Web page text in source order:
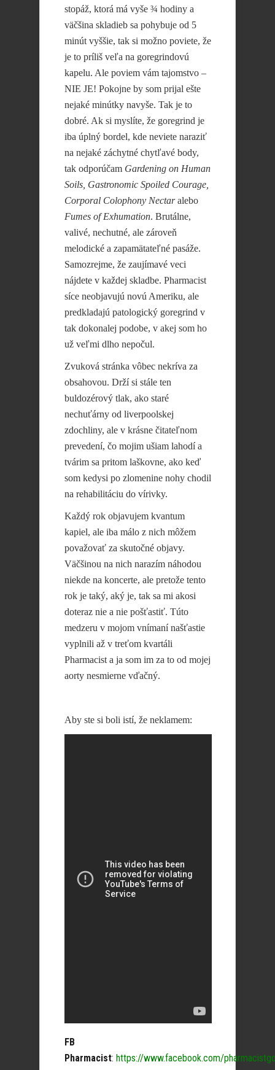
stopáž, ktorá má vyše ¾ hodiny a
väčšina skladieb sa pohybuje od 5
minút vyššie, tak si možno poviete, že
je to príliš veľa na goregrindovú
kapelu. Ale poviem vám tajomstvo –
NIE JE! Pokojne by som prijal ešte
nejaké minútky navyše. Tak je to
dobré. Ak si myslíte, že goregrind je
iba úplný bordel, kde neviete naraziť
na nejaké záchytné chytľavé body,
tak odporúčam Gardening on Human
Soils, Gastronomic Spoiled Courage,
Corporal Colophony Nectaralebo
Fumes of Exhumation. Brutálne,
valivé, nechutné, ale zároveň
melodické a zapamätateľné pasáže.
Samozrejme, že zaujímavé veci
nájdete v každej skladbe. Pharmacist
síce neobjavujú novú Ameriku, ale
predkladajú patologický goregrind v
tak dokonalej podobe, v akej som ho
už veľmi dlho nepočul.
Zvuková stránka vôbec nekríva za
obsahovou. Drží si stále ten
buldozérový tlak, ako staré
nechuťárny od liverpoolskej
zdochliny, ale v krásne čitateľnom
prevedení, čo mojim ušiam lahodí a
tvárim sa pritom laškovne, ako keď
som kedysi po zlomenine nohy chodil
na rehabilitáciu do vírivky.
Každý rok objavujem kvantum
kapiel, ale iba málo z nich môžem
považovať za skutočné objavy.
Väčšinou na nich narazím náhodou
niekde na koncerte, ale pretože tento
rok je taký, aký je, tak sa mi akosi
doteraz nie a nie pošťastiť. Túto
medzeru v mojom vnímaní našťastie
vyplnili až v treťom kvartáli
Pharmacist a ja som im za to od mojej
aorty nesmierne vďačný.
Aby ste si boli istí, že neklamem:
FB
Pharmacist: https://www.facebook.com/